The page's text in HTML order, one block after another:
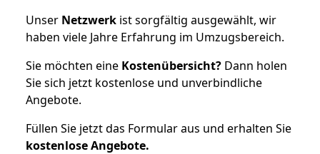
Unser Netzwerk ist sorgfältig ausgewählt, wir
haben viele Jahre Erfahrung im Umzugsbereich.
Sie möchten eine Kostenübersicht? Dann holen
Sie sich jetzt kostenlose und unverbindliche
Angebote.
Füllen Sie jetzt das Formular aus und erhalten Sie
kostenloseAngebote.